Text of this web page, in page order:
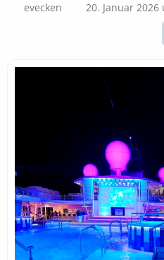
evecken 20. Januar 2026